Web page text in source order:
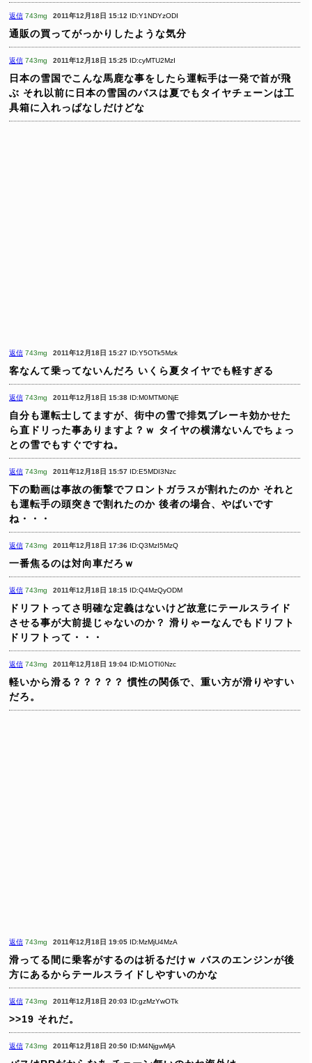
返信 743mg 2011年12月18日 15:12 ID:Y1NDYzODI
通販の買ってがっかりしたような気分
返信 743mg 2011年12月18日 15:25 ID:cyMTU2MzI
日本の雪国でこんな馬鹿な事をしたら運転手は一発で首が飛
ぶ それ以前に日本の雪国のバスは夏でもタイヤチェーンは工
具箱に入れっぱなしだけどな
返信 743mg 2011年12月18日 15:27 ID:Y5OTk5Mzk
客なんて乗ってないんだろ いくら夏タイヤでも軽すぎる
返信 743mg 2011年12月18日 15:38 ID:M0MTM0NjE
自分も運転士してますが、街中の雪で排気ブレーキ効かせた
ら直ドリった事ありますよ？ｗ タイヤの横溝ないんでちょっ
との雪でもすぐですね。
返信 743mg 2011年12月18日 15:57 ID:E5MDI3Nzc
下の動画は事故の衝撃でフロントガラスが割れたのか それと
も運転手の頭突きで割れたのか 後者の場合、やばいです
ね・・・
返信 743mg 2011年12月18日 17:36 ID:Q3MzI5MzQ
一番焦るのは対向車だろｗ
返信 743mg 2011年12月18日 18:15 ID:Q4MzQyODM
ドリフトってさ明確な定義はないけど故意にテールスライド
させる事が大前提じゃないのか？ 滑りゃーなんでもドリフト
ドリフトって・・・
返信 743mg 2011年12月18日 19:04 ID:M1OTI0Nzc
軽いから滑る？？？？？ 慣性の関係で、重い方が滑りやすい
だろ。
返信 743mg 2011年12月18日 19:05 ID:MzMjU4MzA
滑ってる間に乗客がするのは祈るだけｗ バスのエンジンが後
方にあるからテールスライドしやすいのかな
返信 743mg 2011年12月18日 20:03 ID:gzMzYwOTk
>>19 それだ。
返信 743mg 2011年12月18日 20:50 ID:M4NjgwMjA